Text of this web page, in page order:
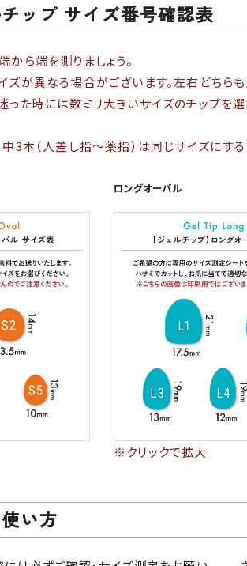
ップ サイズ番号確認表
ら端を測りましょう。
が異なる場合がございます。左右どちらも
た時には数ミリ大きいサイズのチップを
3本（人差し指～薬指）は同じサイズにする
ロングオーバル
※クリックで拡大
い方